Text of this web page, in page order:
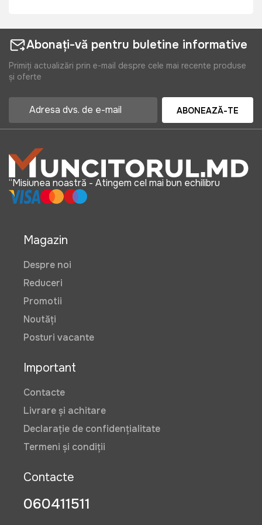
Abonați-vă pentru buletine informative
Primiți actualizări prin e-mail despre cele mai recente produse
și oferte
ABONEAZĂ-TE
“Misiunea noastră - Atingem cel mai bun echilibru
Magazin
Despre noi
Reduceri
Promotii
Noutăți
Posturi vacante
Important
Contacte
Livrare și achitare
Declarație de confidențialitate
Termeni și condiții
Contacte
060411511